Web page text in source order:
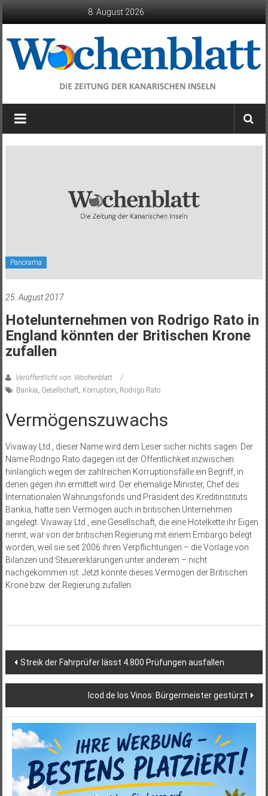
8. August 2026
Wochenblatt
die
Panorama
25. August 2017
Hotelunternehmen von Rodrigo Rato in
England könnten der Britischen Krone
zufallen
Veröffentlicht von: Wochenblatt
Bankia, Gesellschaft, Korruption, Rodrigo Rato
Vermögenszuwachs
Vivaway Ltd., dieser Name wird dem Leser sicher nichts sagen. Der
Name Rodrigo Rato dagegen ist der Öffentlichkeit inzwischen
hinlänglich wegen der zahlreichen Korruptionsfälle ein Begriff, in
denen gegen ihn ermittelt wird. Der ehemalige Minister, Chef des
Internationalen Währungsfonds und Präsident des Kreditinstituts
Bankia, hatte sein Vermögen auch in britischen Unternehmen
angelegt. Vivaway Ltd., eine Gesellschaft, die eine Hotelkette ihr Eigen
nennt, war von der britischen Regierung mit einem Embargo belegt
worden, weil sie seit 2006 ihren Verpflichtungen – die Vorlage von
Bilanzen und Steuererklärungen unter anderem – nicht
nachgekommen ist. Jetzt könnte dieses Vermögen der Britischen
Krone bzw. der Regierung zufallen.
Beitragsnavigation
Streik der Fahrprüfer lässt 4.800 Prüfungen ausfallen
Icod de los Vinos: Bürgermeister gestürzt